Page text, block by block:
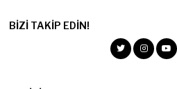
BIZI TAKIP EDIN!